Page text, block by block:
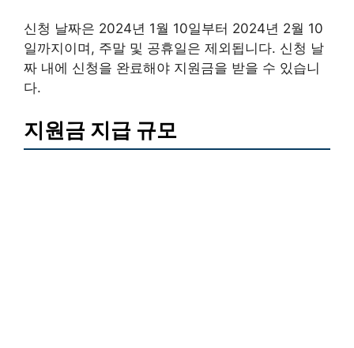
신청 날짜은 2024년 1월 10일부터 2024년 2월 10
일까지이며, 주말 및 공휴일은 제외됩니다. 신청 날
짜 내에 신청을 완료해야 지원금을 받을 수 있습니
다.
지원금 지급 규모